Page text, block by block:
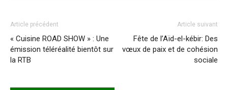
Article précédent
« Cuisine ROAD SHOW » : Une
émission téléréalité bientôt sur
la RTB
Article suivant
Fête de l’Aïd-el-kébir: Des
vœux de paix et de cohésion
sociale